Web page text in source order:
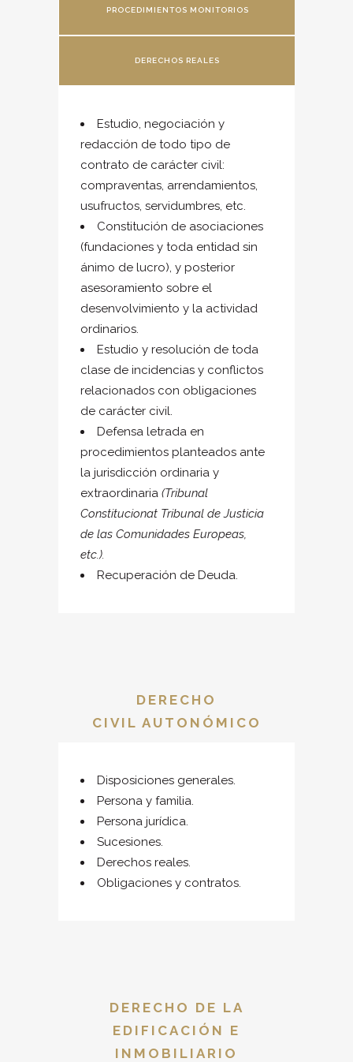
PROCEDIMIENTOS MONITORIOS
DERECHOS REALES
Estudio, negociación y
redacción de todo tipo de
contrato de carácter civil:
compraventas, arrendamientos,
usufructos, servidumbres, etc.
Constitución de asociaciones
(fundaciones y toda entidad sin
ánimo de lucro), y posterior
asesoramiento sobre el
desenvolvimiento y la actividad
ordinarios.
Estudio y resolución de toda
clase de incidencias y conflictos
relacionados con obligaciones
de carácter civil.
Defensa letrada en
procedimientos planteados ante
la jurisdicción ordinaria y
extraordinaria (Tribunal
Constitucionat Tribunal de Justicia
de las Comunidades Europeas,
etc.).
Recuperación de Deuda.
DERECHO
CIVIL AUTONÓMICO
Disposiciones generales.
Persona y familia.
Persona jurídica.
Sucesiones.
Derechos reales.
Obligaciones y contratos.
DERECHO DE LA
EDIFICACIÓN E
INMOBILIARIO